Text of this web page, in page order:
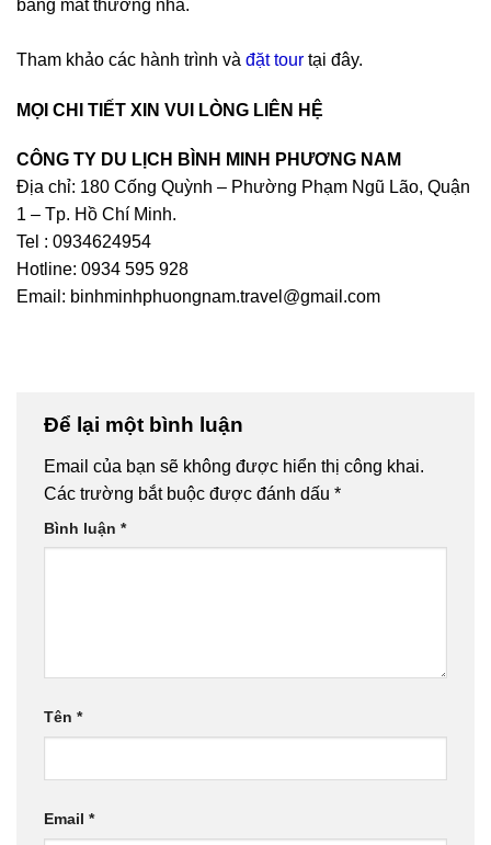
bằng mắt thường nha.
Tham khảo các hành trình và đặt tour tại đây.
MỌI CHI TIẾT XIN VUI LÒNG LIÊN HỆ
CÔNG TY DU LỊCH BÌNH MINH PHƯƠNG NAM
Địa chỉ: 180 Cống Quỳnh – Phường Phạm Ngũ Lão, Quận
1 – Tp. Hồ Chí Minh.
Tel : 0934624954
Hotline: 0934 595 928
Email: binhminhphuongnam.travel@gmail.com
Để lại một bình luận
Email của bạn sẽ không được hiển thị công khai.
Các trường bắt buộc được đánh dấu *
Bình luận *
Tên *
Email *